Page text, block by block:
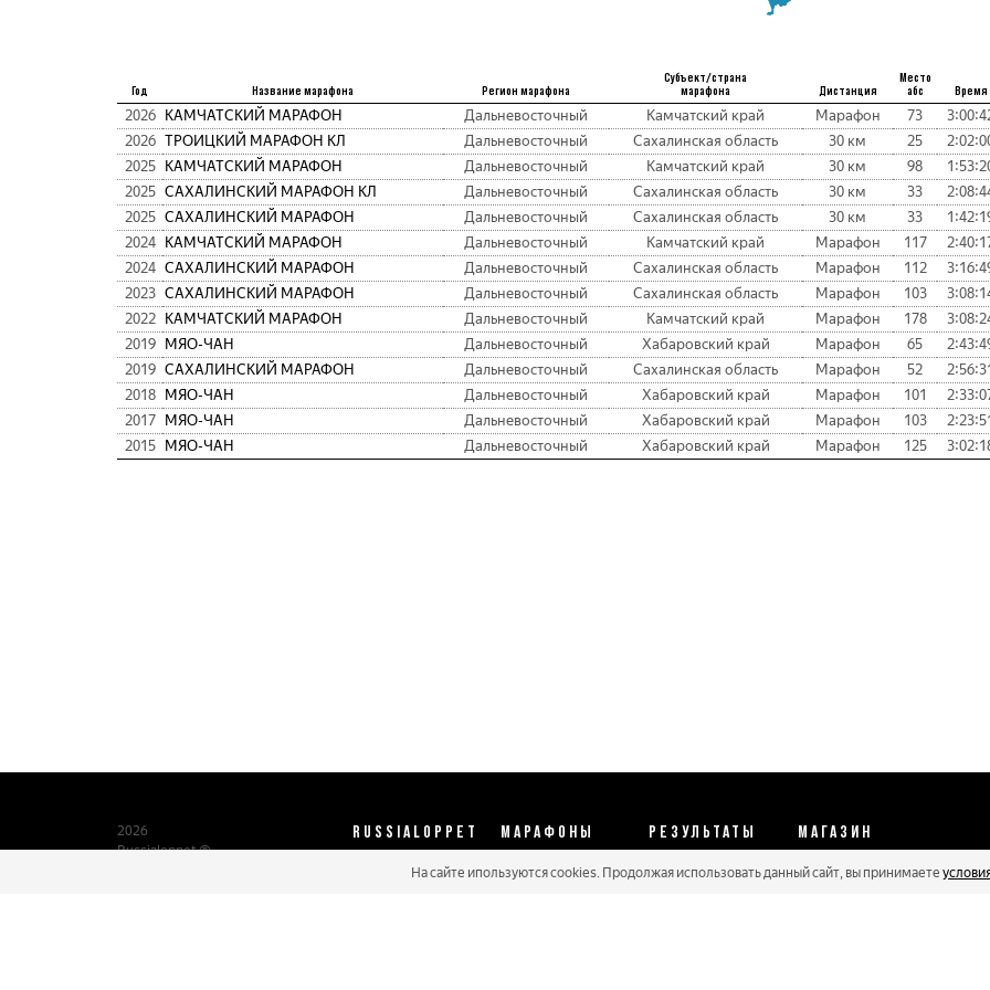
Год Название марафона Регион марафона
Субъект/страна
марафона
Дистанция
Место
абс
Время
2026 КАМЧАТСКИЙ МАРАФОН Дальневосточный Камчатский край Марафон 73
2026 ТРОИЦКИЙ МАРАФОН КЛ Дальневосточный Сахалинская область 30 км 25
2025
КАМЧАТСКИЙ МАРАФОН Дальневосточный Камчатский край 30 км 98
2025 САХАЛИНСКИЙ МАРАФОН КЛ Дальневосточный Сахалинская область 30 км 33
2025 САХАЛИНСКИЙ МАРАФОН Дальневосточный Сахалинская область 30 км 33
2024
КАМЧАТСКИЙ МАРАФОН Дальневосточный Камчатский край Марафон 117
2024 САХАЛИНСКИЙ МАРАФОН Дальневосточный Сахалинская область Марафон 112
2023 САХАЛИНСКИЙ МАРАФОН Дальневосточный Сахалинская область Марафон 103
2022
КАМЧАТСКИЙ МАРАФОН Дальневосточный Камчатский край Марафон 178
2019
МЯО-ЧАН Дальневосточный Хабаровский край Марафон 65
2019 САХАЛИНСКИЙ МАРАФОН Дальневосточный Сахалинская область Марафон 52 2:56:31
2018
МЯО-ЧАН Дальневосточный Хабаровский край Марафон 101
2017
МЯО-ЧАН Дальневосточный Хабаровский край Марафон 103 2:23:51
2015
МЯО-ЧАН Дальневосточный Хабаровский край Марафон 125
2026
Russialoppet ®
RUSSIALOPPET МАРАФОНЫ РЕЗУЛЬТАТЫ МАГАЗИН
Календарь 2026
Протоколы 2025
Реквизиты
На сайте ипользуются cookies. Продолжая использовать данный сайт, вы принимаете